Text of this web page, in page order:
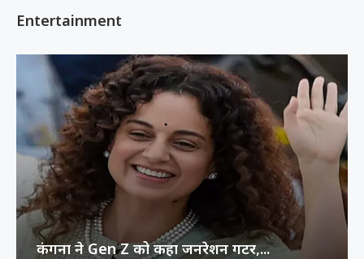
Entertainment
कंगना ने Gen Z को कहा जनरेशन गटर,...